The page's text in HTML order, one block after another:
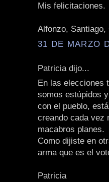
Mis felicitaciones.
Alfonzo, Santiago,
31 DE MARZO
Patricia dijo...
En las elecciones
somos estúpidos
con el pueblo,
creando cada vez
macabros planes.
Como dijiste en
arma que es el
Patricia